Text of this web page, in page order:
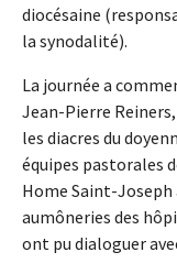
diocésaine
la synodalité).
La journée a
Jean-Pierre
les diacres du
équipes pastorales
Home Saint-Joseph
aumôneries des
ont pu dialoguer